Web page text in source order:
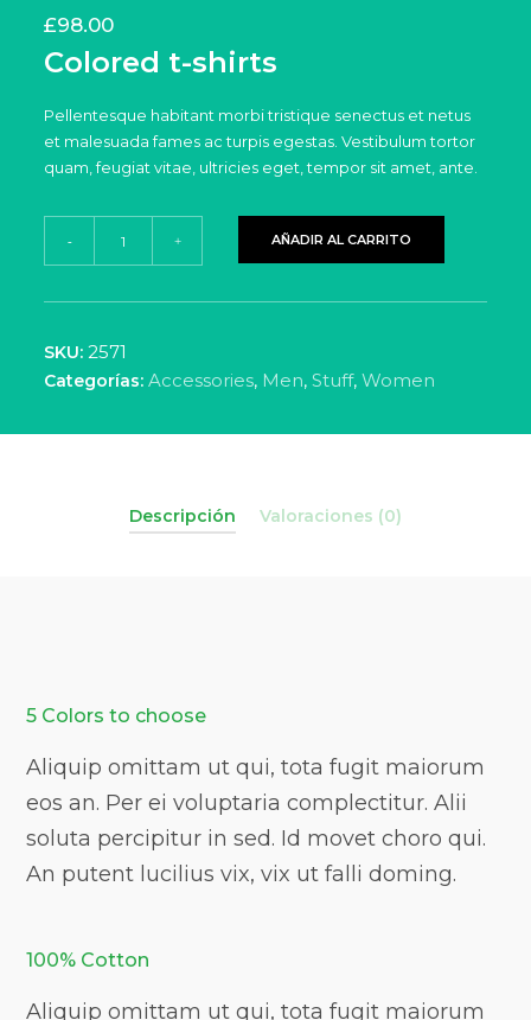
£98.00
Colored t-shirts
Pellentesque habitant morbi tristique senectus et netus
et malesuada fames ac turpis egestas. Vestibulum tortor
quam, feugiat vitae, ultricies eget, tempor sit amet, ante.
- + AÑADIR AL CARRITO
SKU: 2571
Categorías: Accessories, Men,Stuff,Women
Descripción Valoraciones (0)
5 Colors to choose
Aliquip omittam ut qui, tota fugit maiorum
eos an. Per ei voluptaria complectitur. Alii
soluta percipitur in sed. Id movet choro qui.
An putent lucilius vix, vix ut falli doming.
100% Cotton
Aliquip omittam ut qui, tota fugit maiorum